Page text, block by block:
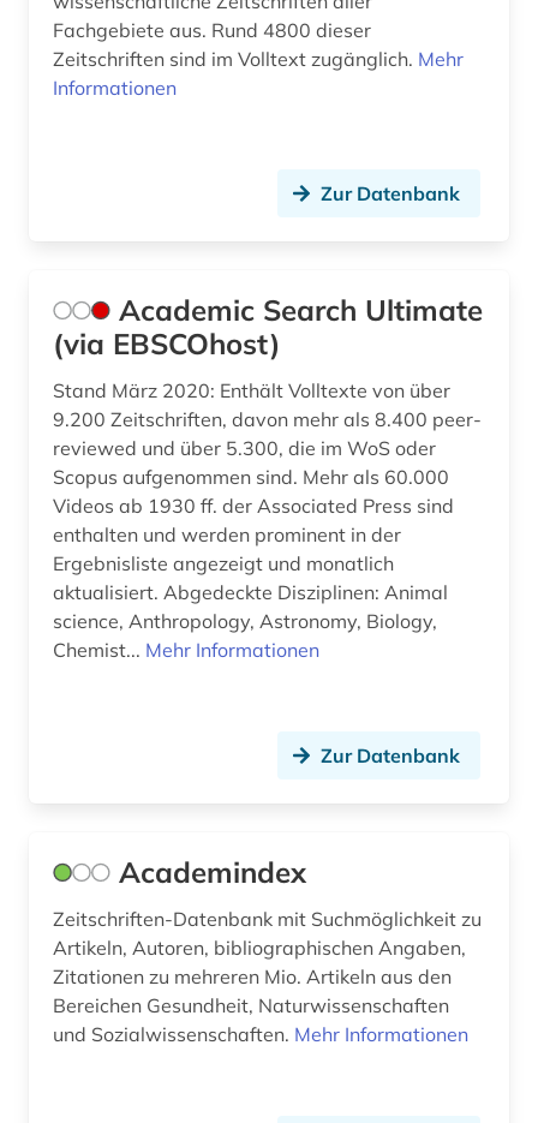
bulgarien (1)
bürgerrechtsbewegung (3)
chemie (20)
chemistry (1)
chile (1)
china (9)
christentum (1)
commonwealth (8)
community currency (1)
coworking (1)
cyberkriminalität (1)
darfur (1)
data science (1)
Fachgebiete aus. Rund 4800 dieser
Zeitschriften sind im Volltext zugänglich. Mehr
Informationen
Zur Datenbank
Academic Search Ultimate
(via EBSCOhost)
Stand März 2020: Enthält Volltexte von über
9.200 Zeitschriften, davon mehr als 8.400 peer-
reviewed und über 5.300, die im WoS oder
Scopus aufgenommen sind. Mehr als 60.000
Videos ab 1930 ff. der Associated Press sind
enthalten und werden prominent in der
Ergebnisliste angezeigt und monatlich
aktualisiert. Abgedeckte Disziplinen: Animal
science, Anthropology, Astronomy, Biology,
Chemist... Mehr Informationen
Zur Datenbank
Academindex
Zeitschriften-Datenbank mit Suchmöglichkeit zu
Artikeln, Autoren, bibliographischen Angaben,
Zitationen zu mehreren Mio. Artikeln aus den
Bereichen Gesundheit, Naturwissenschaften
und Sozialwissenschaften. Mehr Informationen